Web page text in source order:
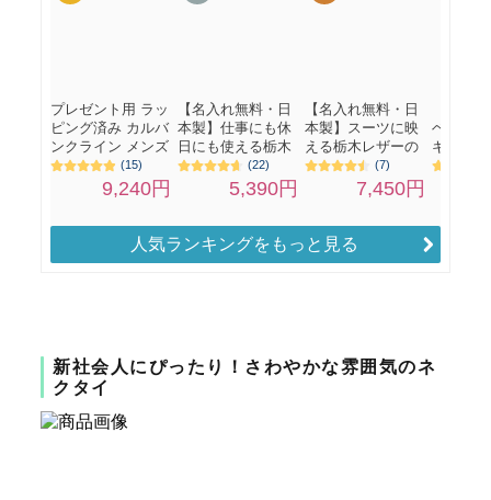
人気ランキングをもっと見る
新社会人にぴったり！さわやかな雰囲気のネ
クタイ